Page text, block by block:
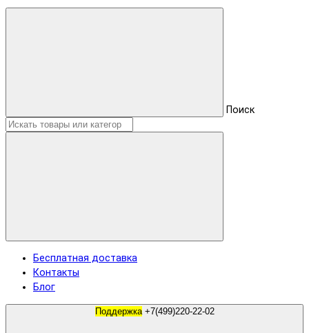
Поиск
Бесплатная доставка
Контакты
Блог
Поддержка +7(499)220-22-02